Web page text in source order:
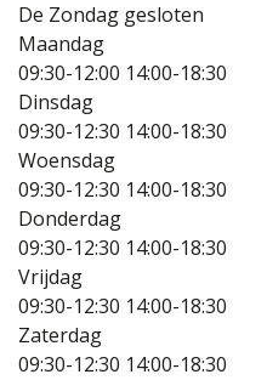
De Zondag gesloten
Maandag
09:30-12:00 14:00-18:30
Dinsdag
09:30-12:30 14:00-18:30
Woensdag
09:30-12:30 14:00-18:30
Donderdag
09:30-12:30 14:00-18:30
Vrijdag
09:30-12:30 14:00-18:30
Zaterdag
09:30-12:30 14:00-18:30